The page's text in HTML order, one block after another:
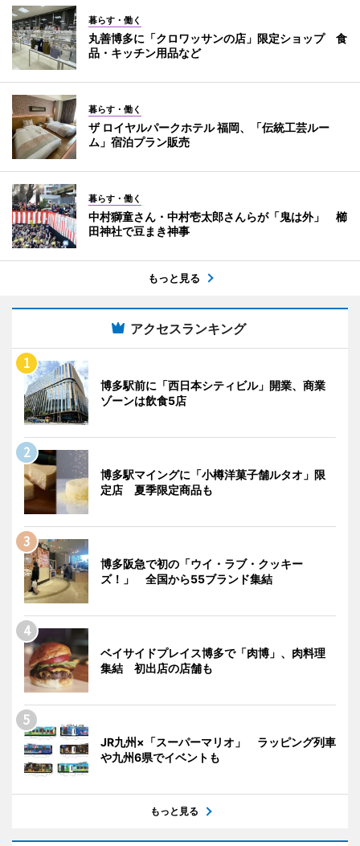
暮らす・働く
丸善博多に「クロワッサンの店」限定ショップ 食
品・キッチン用品など
暮らす・働く
ザ ロイヤルパークホテル 福岡、「伝統工芸ルー
ム」宿泊プラン販売
暮らす・働く
中村獅童さん・中村壱太郎さんらが「鬼は外」 櫛
田神社で豆まき神事
もっと見る
アクセスランキング
博多駅前に「西日本シティビル」開業、商業
ゾーンは飲食5店
博多駅マイングに「小樽洋菓子舗ルタオ」限
定店 夏季限定商品も
博多阪急で初の「ウイ・ラブ・クッキー
ズ！」 全国から55ブランド集結
ベイサイドプレイス博多で「肉博」、肉料理
集結 初出店の店舗も
JR九州×「スーパーマリオ」 ラッピング列車
や九州6県でイベントも
もっと見る